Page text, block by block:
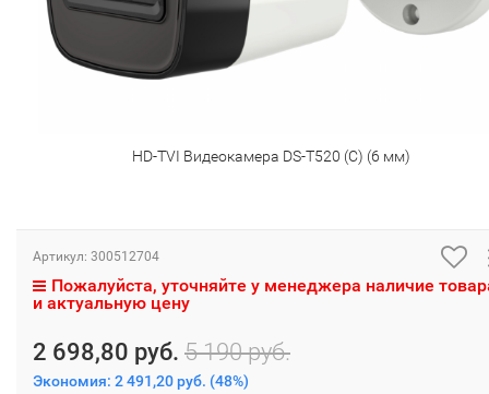
HD-TVI Видеокамера DS-T520 (С) (6 мм)
Артикул: 300512704
Пожалуйста, уточняйте у менеджера наличие
и актуальную цену
2 698,80 руб. 5 190 руб.
Экономия: 2 491,20 руб. (48%)